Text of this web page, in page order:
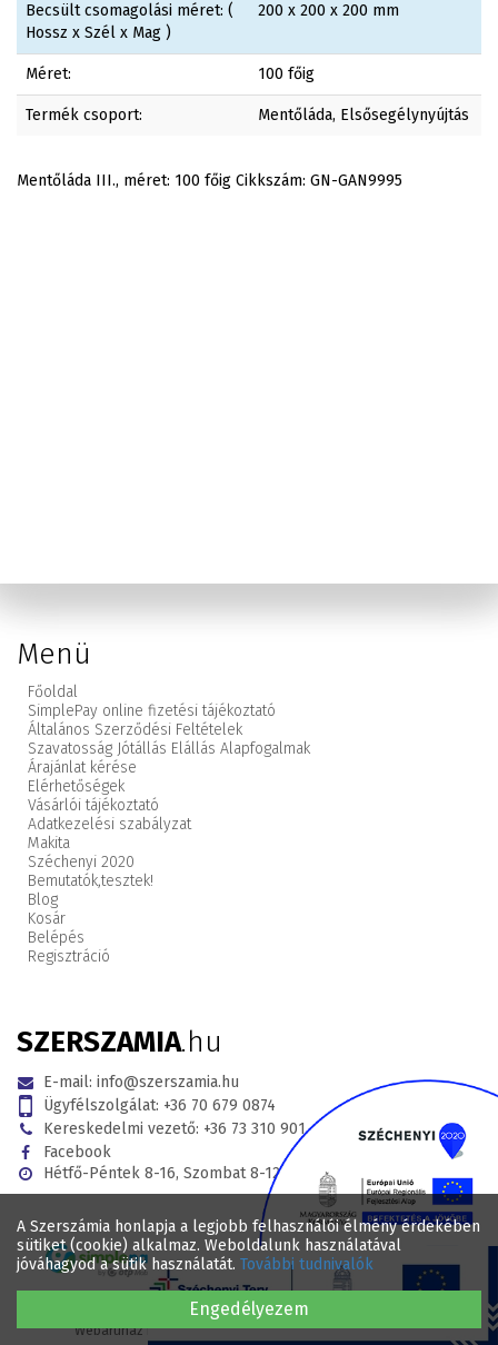
A Szerszámia honlapja a legjobb felhasználói élmény érdekében
sütiket (cookie) alkalmaz. Weboldalunk használatával
jóváhagyod a sütik használatát. További tudnivalók
Engedélyezem
Becsült csomagolási méret: (
Hossz x Szél x Mag )
200 x 200 x 200 mm
Méret: 100 főig
Termék csoport: Mentőláda, Elsősegélynyújtás
Mentőláda III., méret: 100 főig Cikkszám: GN-GAN9995
Menü
Főoldal
SimplePay online fizetési tájékoztató
Általános Szerződési Feltételek
Szavatosság Jótállás Elállás Alapfogalmak
Árajánlat kérése
Elérhetőségek
Vásárlói tájékoztató
Adatkezelési szabályzat
Makita
Széchenyi 2020
Bemutatók,tesztek!
Blog
Kosár
Belépés
Regisztráció
SZERSZAMIA.hu
E-mail: info@szerszamia.hu
Ügyfélszolgálat: +36 70 679 0874
Kereskedelmi vezető: +36 73 310 901
Facebook
Hétfő-Péntek 8-16, Szombat 8-12
© 2017 - 2026 . Minden jog fenntartva SZERSZAMIA.hu Webáruház .
Webáruház készítés
WEBÁRUHÁZKÉSZÍTÉSÁRAK.HU